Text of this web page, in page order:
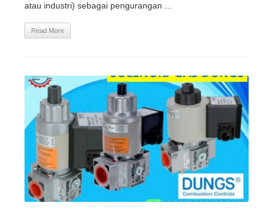
atau industri) sebagai pengurangan ...
Read More